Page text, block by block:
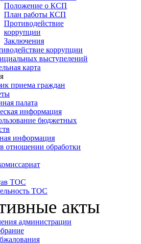
Положение о КСП
План работы КСП
Противодействие
коррупции
Заключения
коррупции
выступелений
карта
приема граждан
палата
информация
бюджетных
информация
отношении обработки
ТОС
ТОС
акты
администрации